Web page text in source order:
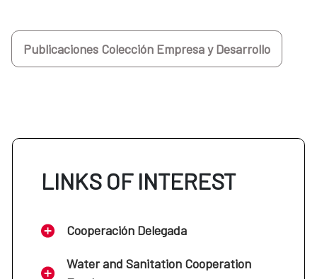
Publicaciones Colección Empresa y Desarrollo
LINKS OF INTEREST
Cooperación Delegada
Water and Sanitation Cooperation